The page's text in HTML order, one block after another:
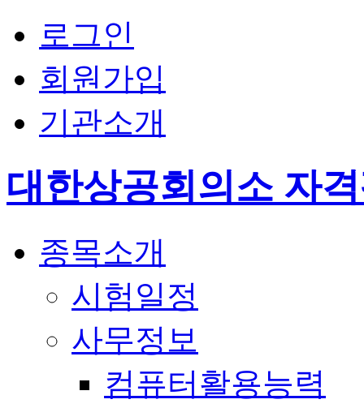
로그인
회원가입
기관소개
대한상공회의소 자
종목소개
시험일정
사무정보
컴퓨터활용능력